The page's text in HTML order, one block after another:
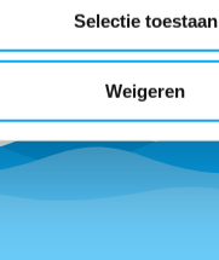
Selectie toestaan
Weigeren
adviseren.